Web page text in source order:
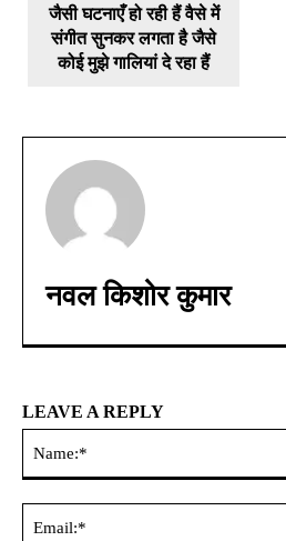
जैसी घटनाएँ हो रही हैं वैसे में
संगीत सुनकर लगता है जैसे
कोई मुझे गालियां दे रहा हैं
नवल किशोर कुमार
LEAVE A REPLY